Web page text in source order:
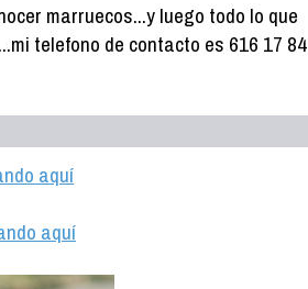
marruecos...y luego todo lo que
telefono de contacto es 616 17 84
aquí
aquí